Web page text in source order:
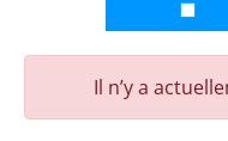
Il n’y a